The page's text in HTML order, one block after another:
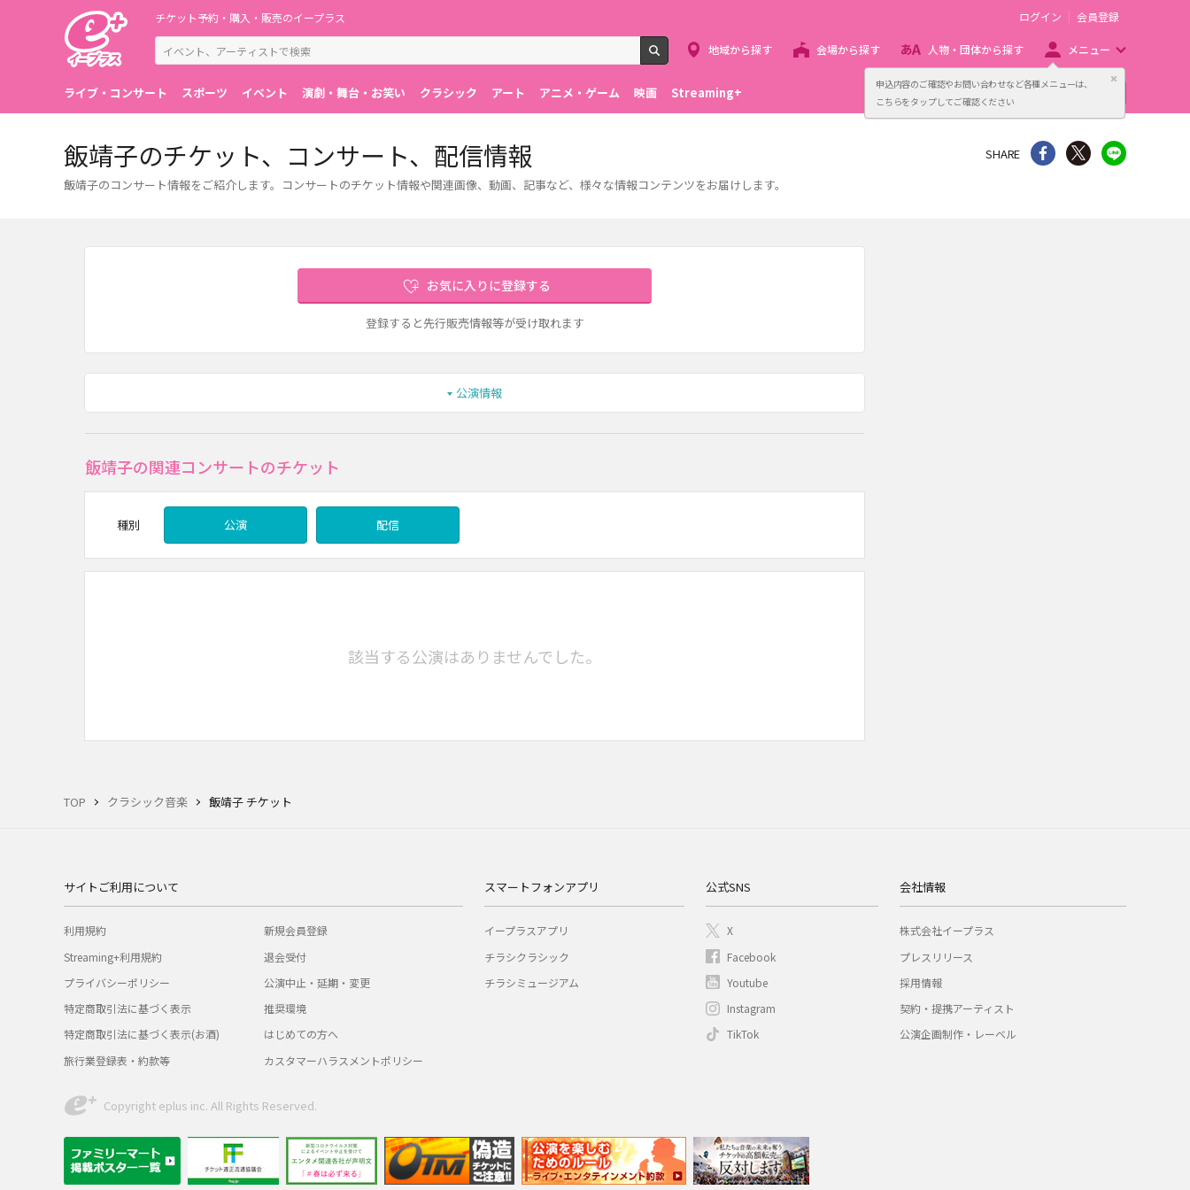
申込内容のご確認やお問い合わせなど各種メニューは、
こちらをタップしてご確認ください
閉じる
チケット予約・購入・販売のイープラス
検索
ログイン 会員登録
地域から探す 会場から探す 人物・団体から探す メニュー
ライブ・コンサート スポーツ イベント 演劇・舞台・お笑い クラシック アート アニメ・ゲーム 映画 Streaming+ 主催者向け販売サービス
TOP クラシック音楽 飯靖子 チケット
飯靖子のチケット、コンサート、配信情報
飯靖子のコンサート情報をご紹介します。コンサートのチケット情報や関連画像、動画、記事など、様々な情報コンテンツをお届けします。
SHARE シェア Twitter
お気に入りに登録する
登録すると先行販売情報等が受け取れます
公演情報
飯靖子の関連コンサートのチケット
種別 公演 配信
該当する公演はありませんでした。
サイトご利用について
利用規約
Streaming+利用規約
プライバシーポリシー
特定商取引法に基づく表示
特定商取引法に基づく表示(お酒)
旅行業登録表・約款等
新規会員登録
退会受付
公演中止・延期・変更
推奨環境
はじめての方へ
カスタマーハラスメントポリシー
スマートフォンアプリ
イープラスアプリ
チラシクラシック
チラシミュージアム
公式SNS
X
Facebook
Youtube
Instagram
TikTok
会社情報
株式会社イープラス
プレスリリース
採用情報
契約・提携アーティスト
公演企画制作・レーベル
Copyright eplus inc. All Rights Reserved.